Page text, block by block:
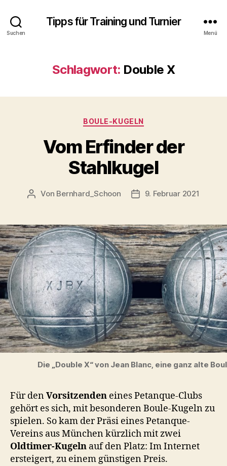
Suchen
Tipps für Training und Turnier
Menü
Schlagwort: Double X
Kategorien
BOULE-KUGELN
Vom Erfinder der
Stahlkugel
Beitragsautor
Von Bernhard_Schoon Veröffentlichungsdatum
9. Februar 2021
Die „Double X“ von Jean Blanc, eine ganz alte
Für denVorsitzenden eines Petanque-Clubs
gehört es sich, mit besonderen Boule-Kugeln zu
spielen. So kam der Präsi eines Petanque-
Vereins aus München kürzlich mit zwei
Oldtimer-Kugeln auf den Platz: Im Internet
ersteigert, zu einem günstigen Preis.